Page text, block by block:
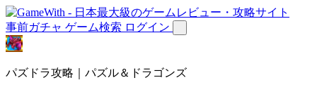
事前ガチャ ゲーム検索 ログイン
パズドラ攻略｜パズル＆ドラゴンズ